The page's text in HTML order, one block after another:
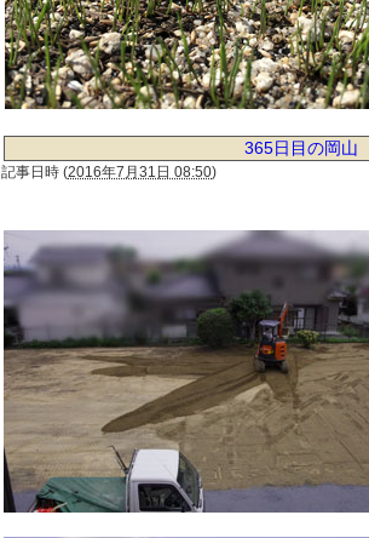
365日目の岡
記事日時 (2016年7月31日 08:50)